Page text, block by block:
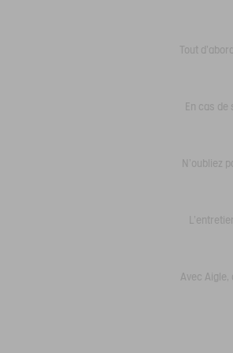
Tout
En cas
N'oubliez
Avec